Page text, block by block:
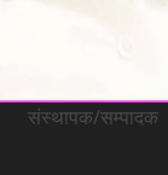
संस्थापक/सम्पादक